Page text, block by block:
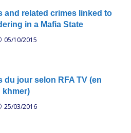
and related crimes linked to
in a Mafia State
05/10/2015
du jour selon RFA TV (en
khmer)
25/03/2016